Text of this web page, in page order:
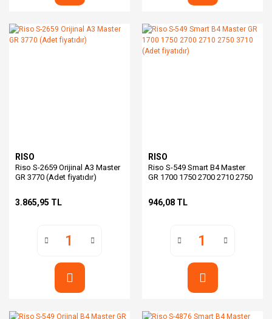
RISO
Riso S-2659 Orijinal A3 Master
GR 3770 (Adet fiyatıdır)
3.865,95 TL
RISO
Riso S-549 Smart B4 Master
GR 1700 1750 2700 2710 2750
946,08 TL